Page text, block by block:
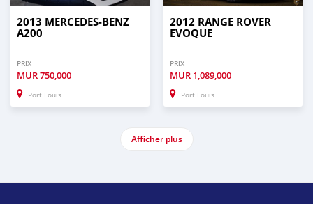
2013 MERCEDES-BENZ
A200
PRIX
MUR750,000
Port Louis
2012 RANGE ROVER
EVOQUE
PRIX
MUR 1,089,000
Port Louis
Afficher plus